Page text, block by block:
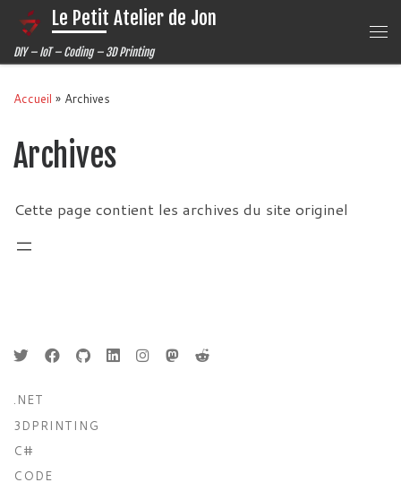
Passer au contenu
Le Petit Atelier de Jon
DIY – IoT – Coding – 3D Printing
Accueil » Archives
Archives
Cette page contient les archives du site originel
.NET
3DPRINTING
C#
CODE